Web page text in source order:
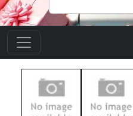
Suchen
nach: